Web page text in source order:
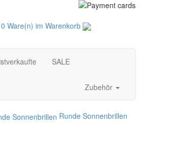
0 Ware(n) im Warenkorb
SALE
Zubehör
Runde Sonnenbrillen